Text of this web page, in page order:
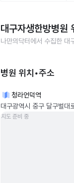
대구자생한방병원
나만의닥터에서 수집한 대
병원 위치•주소
청라언덕역
대구광역시 중구 달구벌
지도 준비 중